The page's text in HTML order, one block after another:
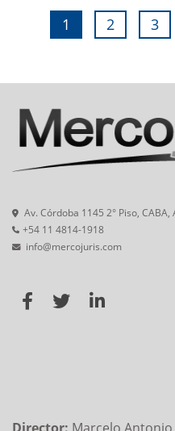
1 2 3
Av. Córdoba 1145 2° Piso, CABA,
+54 11 4814-1918
info@mercojuris.com